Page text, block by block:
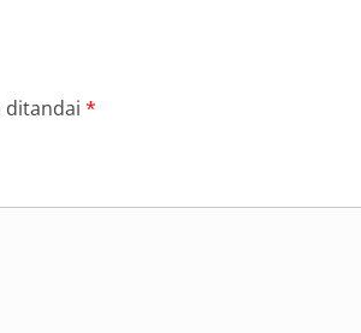
ditandai *